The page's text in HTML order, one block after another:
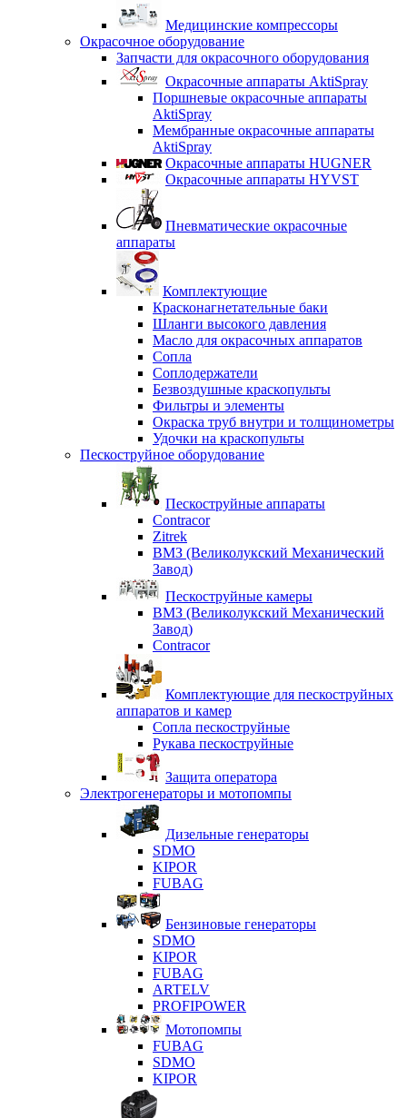
Медицинские компрессоры
Окрасочное оборудование
Запчасти для окрасочного оборудования
Окрасочные аппараты AktiSpray
Поршневые окрасочные аппараты
AktiSpray
Мембранные окрасочные аппараты
AktiSpray
Окрасочные аппараты HUGNER
Окрасочные аппараты HYVST
Пневматические окрасочные
аппараты
Комплектующие
Красконагнетательные баки
Шланги высокого давления
Масло для окрасочных аппаратов
Сопла
Соплодержатели
Безвоздушные краскопульты
Фильтры и элементы
Окраска труб внутри и толщинометры
Удочки на краскопульты
Пескоструйное оборудование
Пескоструйные аппараты
Contracor
Zitrek
ВМЗ (Великолукский Механический
Завод)
Пескоструйные камеры
ВМЗ (Великолукский Механический
Завод)
Contracor
Комплектующие для пескоструйных
аппаратов и камер
Сопла пескоструйные
Рукава пескоструйные
Защита оператора
Электрогенераторы и мотопомпы
Дизельные генераторы
SDMO
KIPOR
FUBAG
Бензиновые генераторы
SDMO
KIPOR
FUBAG
ARTELV
PROFIPOWER
Мотопомпы
FUBAG
SDMO
KIPOR